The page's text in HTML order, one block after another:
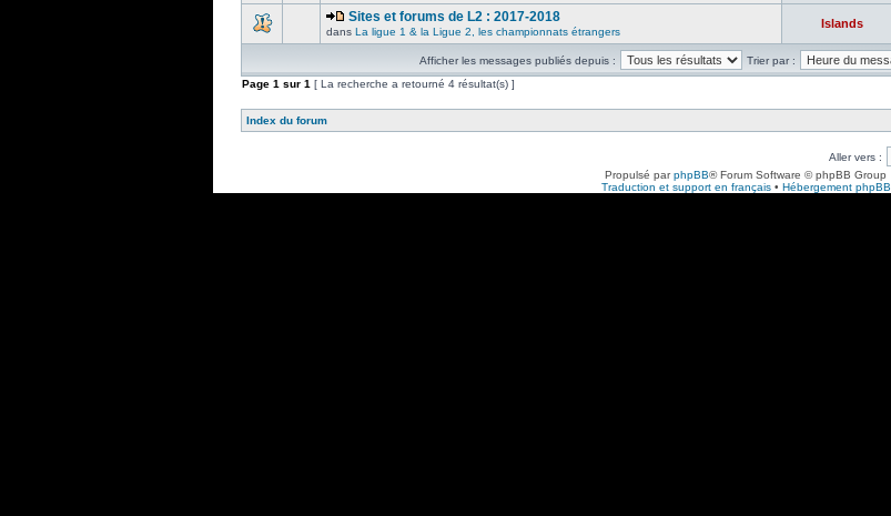
Sites et forums de L2 : 2017-2018
dans La ligue 1 & la Ligue 2, les championnats étrangers
Islands
Afficher les messages publiés depuis :
Trier par :
Page 1 sur 1 [ La recherche a retourné 4 résultat(s) ]
Index du forum
Aller vers :
Propulsé parphpBB® Forum Software © phpBB Group
Traduction et support en français• Hébergement phpBB